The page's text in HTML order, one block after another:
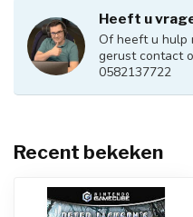
Heeft u
Of heeft u hulp
gerust contact
0582137722
Recent bekeken